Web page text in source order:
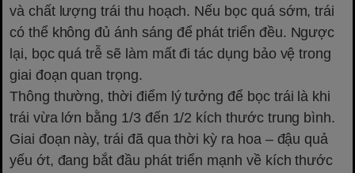
và chất lượng trái thu hoạch. Nếu bọc quá sớm, trái
có thể không đủ ánh sáng để phát triển đều. Ngược
lại, bọc quá trễ sẽ làm mất đi tác dụng bảo vệ trong
giai đoạn quan trọng.
Thông thường, thời điểm lý tưởng để bọc trái là khi
trái vừa lớn bằng 1/3 đến 1/2 kích thước trung bình.
Giai đoạn này, trái đã qua thời kỳ ra hoa – đậu quả
yếu ớt, đang bắt đầu phát triển mạnh về kích thước